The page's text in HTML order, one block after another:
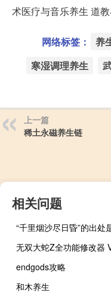
术医疗与音乐养生 道
网络标签： 养
寒湿调理养生
上一篇
稀土永磁养生链
相关问题
“千里烟沙尽日昏”的出处
endgods攻略
和木养生